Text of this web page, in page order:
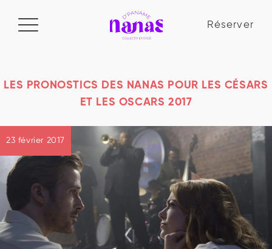
Réserver
Réserver
Manifeste
La Nana Academy
LES PRONOSTICS DES NANAS POUR LES CÉSARS
ET LES OSCARS 2017
23 février 2017